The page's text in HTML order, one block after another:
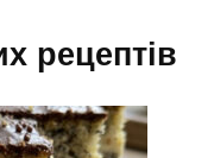
рецептів